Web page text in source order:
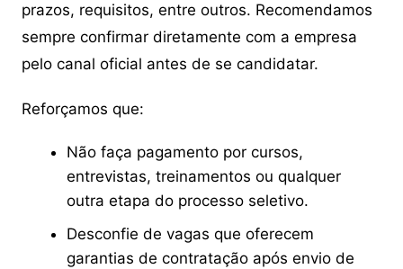
prazos, requisitos, entre outros. Recomendamos
sempre confirmar diretamente com a empresa
pelo canal oficial antes de se candidatar.
Reforçamos que:
Não faça pagamento por cursos,
entrevistas, treinamentos ou qualquer
outra etapa do processo seletivo.
Desconfie de vagas que oferecem
garantias de contratação após envio de